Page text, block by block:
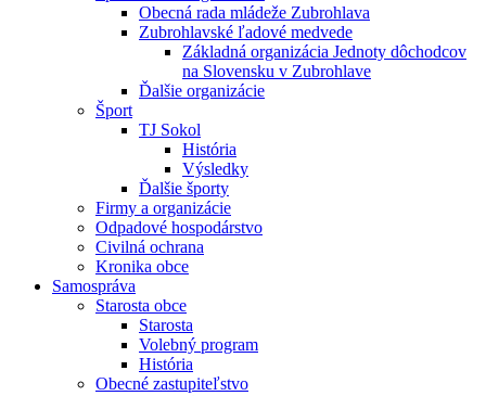
Obecná rada mládeže Zubrohlava
Zubrohlavské ľadové medvede
Základná organizácia Jednoty dôchodcov
na Slovensku v Zubrohlave
Ďalšie organizácie
Šport
TJ Sokol
História
Výsledky
Ďalšie športy
Firmy a organizácie
Odpadové hospodárstvo
Civilná ochrana
Kronika obce
Samospráva
Starosta obce
Starosta
Volebný program
História
Obecné zastupiteľstvo